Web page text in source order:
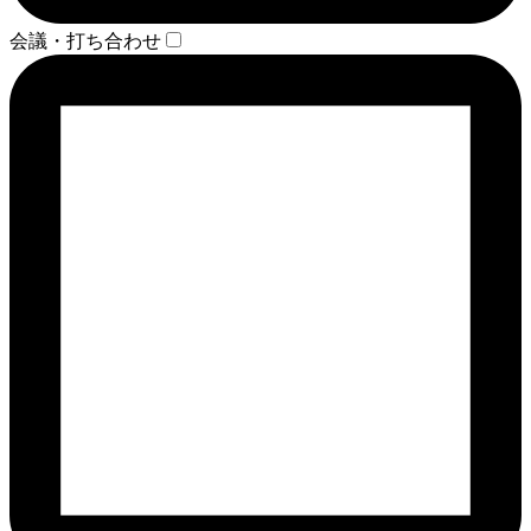
会議・打ち合わせ